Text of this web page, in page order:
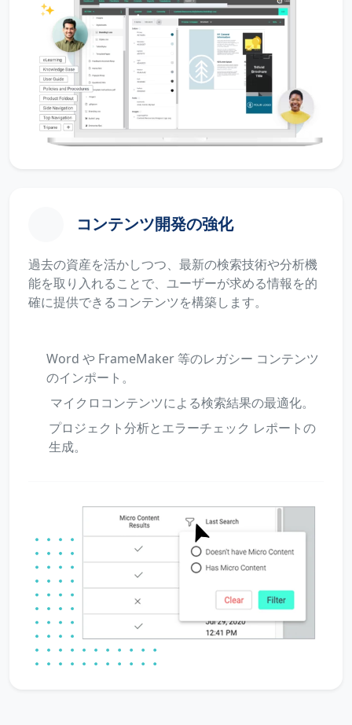
コンテンツ開発の強化
過去の資産を活かしつつ、最新の検索技術や分析機
能を取り入れることで、ユーザーが求める情報を的
確に提供できるコンテンツを構築します。
Word や FrameMaker 等のレガシー コンテンツ
のインポート。
マイクロコンテンツによる検索結果の最適化。
プロジェクト分析とエラーチェック レポートの
生成。